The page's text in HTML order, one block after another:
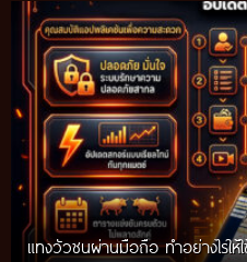
แทงวัวชนผ่านมือถือ ทำอย่างไรให้